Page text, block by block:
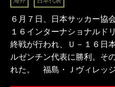
６月７日、日本サッカー協
１６インターナショナルド
終戦が行われ、Ｕ－１６日
ルゼンチン代表に勝利。そ
れた。 福島・Ｊヴィレッ